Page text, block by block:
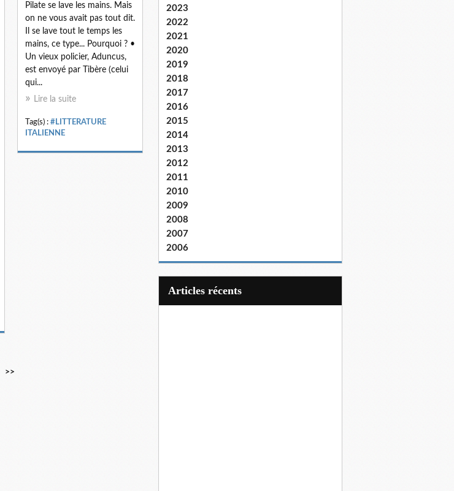
Pilate se lave les mains. Mais
on ne vous avait pas tout dit.
Il se lave tout le temps les
mains, ce type... Pourquoi ? •
Un vieux policier, Aduncus,
est envoyé par Tibère (celui
qui...
Lire la suite
Tag(s) : #LITTERATURE
ITALIENNE
>>
2023
2022
2021
2020
2019
2018
2017
2016
2015
2014
2013
2012
2011
2010
2009
2008
2007
2006
articles récents